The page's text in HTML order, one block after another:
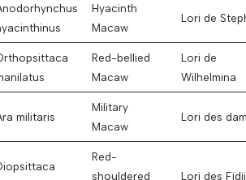
Hyacinth
Macaw
Lori de
Red-bellied
Macaw
Lori de
Wilhelmina
militaris
Military
Macaw
Lori des
Red-
shouldered
Lori des Fidji